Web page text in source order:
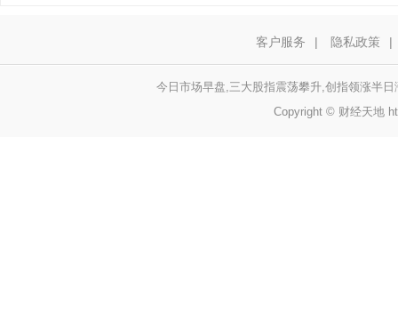
客户服务 | 隐私政策 |
今日市场早盘,三大股指震荡攀升,创指领涨半
Copyright © 财经天地